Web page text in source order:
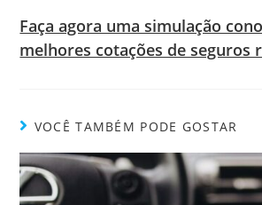
Faça agora uma simulação
melhores cotações de seguros
VOCÊ TAMBÉM PODE GOSTAR